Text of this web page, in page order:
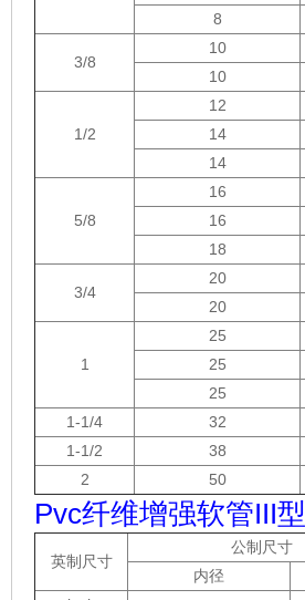
8
3/8
10
10
1/2
12
14
14
5/8
16
16
18
3/4
20
20
1
25
25
25
1-1/4
32
1-1/2
38
2
50
Pvc纤维增强软管III型
英制尺寸
公制尺寸
内径